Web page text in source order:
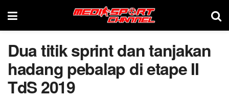
Dua titik sprint dan tanjakan
hadang pebalap di etape II
TdS 2019